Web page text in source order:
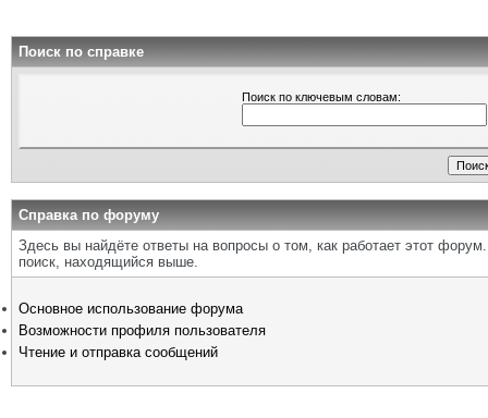
Поиск по справке
Поиск по ключевым словам:
Справка по форуму
Здесь вы найдёте ответы на вопросы о том, как работает этот
поиск, находящийся выше.
Основное использование форума
Возможности профиля пользователя
Чтение и отправка сообщений